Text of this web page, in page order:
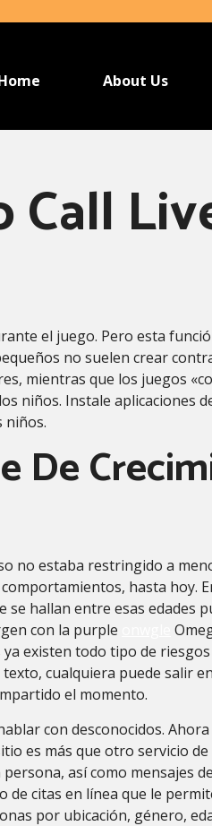
About Us
Call
el juego. Pero esta
no suelen crear
mientras que los juegos
niños. Instale aplicaciones
niños.
De
no estaba restringido a
hasta hoy.
se hallan entre esas edades
con la purple
existen todo tipo de
cualquiera puede salir
el momento.
con desconocidos.
es más que otro servicio
así como mensajes
citas en línea que le
por ubicación, género,